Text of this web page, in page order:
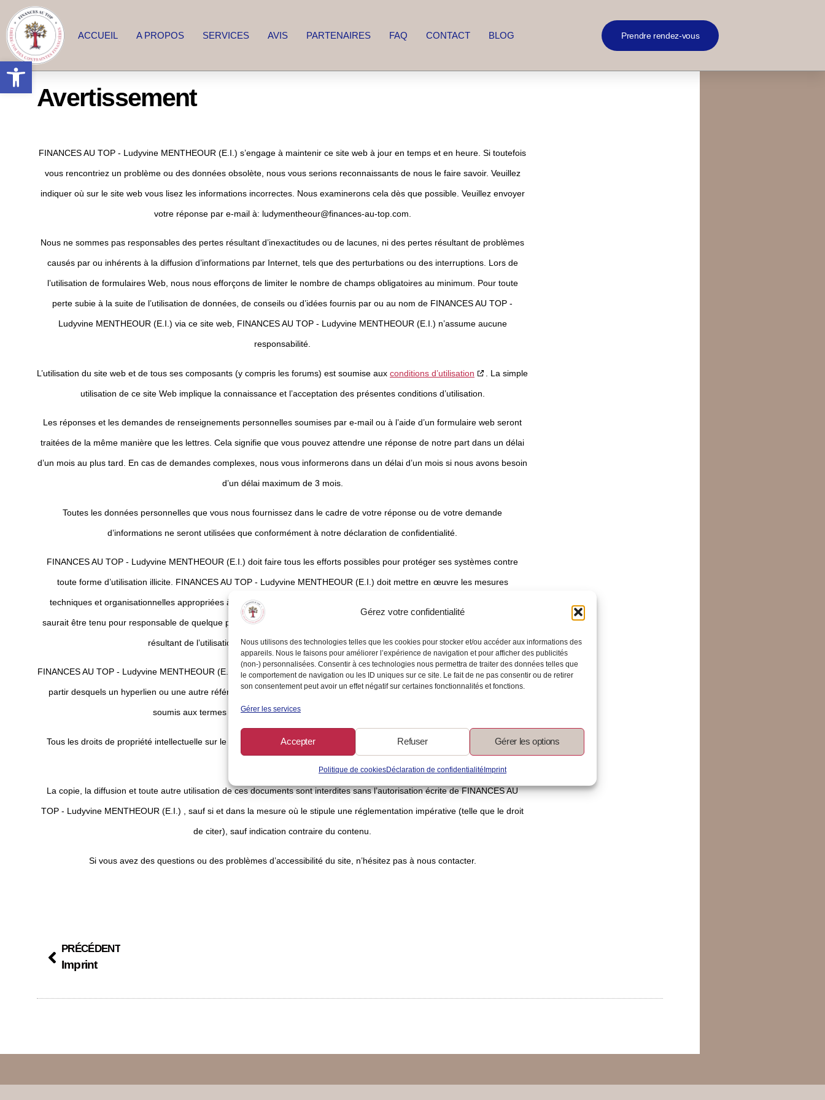
Gérez votre confidentialité
Nous utilisons des technologies telles que les cookies pour stocker et/ou accéder aux informations des
appareils. Nous le faisons pour améliorer l’expérience de navigation et pour afficher des publicités
(non-) personnalisées. Consentir à ces technologies nous permettra de traiter des données telles que
le comportement de navigation ou les ID uniques sur ce site. Le fait de ne pas consentir ou de retirer
son consentement peut avoir un effet négatif sur certaines fonctionnalités et fonctions.
Gérer les services
Accepter Refuser Gérer les options
Politique de cookiesDéclaration de confidentialitéImprint
Ouvrir la barre d’outils
ACCUEIL A PROPOS SERVICES AVIS PARTENAIRES FAQ CONTACT BLOG Prendre rendez-vous
Avertissement
FINANCES AU TOP - Ludyvine MENTHEOUR (E.I.) s’engage à maintenir ce site web à jour en temps et en heure. Si toutefois
vous rencontriez un problème ou des données obsolète, nous vous serions reconnaissants de nous le faire savoir. Veuillez
indiquer où sur le site web vous lisez les informations incorrectes. Nous examinerons cela dès que possible. Veuillez envoyer
votre réponse par e-mail à: ludymentheour@finances-au-top.com
Nous ne sommes pas responsables des pertes résultant d’inexactitudes ou de lacunes, ni des pertes résultant de problèmes
causés par ou inhérents à la diffusion d’informations par Internet, tels que des perturbations ou des interruptions. Lors de
l’utilisation de formulaires Web, nous nous efforçons de limiter le nombre de champs obligatoires au minimum. Pour toute
perte subie à la suite de l’utilisation de données, de conseils ou d’idées fournis par ou au nom de FINANCES AU TOP -
Ludyvine MENTHEOUR (E.I.) via ce site web, FINANCES AU TOP - Ludyvine MENTHEOUR (E.I.) n’assume aucune
responsabilité.
L’utilisation du site web et de tous ses composants (y compris les forums) est soumise aux conditions d’utilisation . La simple
utilisation de ce site Web implique la connaissance et l’acceptation des présentes conditions d’utilisation.
Les réponses et les demandes de renseignements personnelles soumises par e-mail ou à l’aide d’un formulaire web seront
traitées de la même manière que les lettres. Cela signifie que vous pouvez attendre une réponse de notre part dans un délai
d’un mois au plus tard. En cas de demandes complexes, nous vous informerons dans un délai d’un mois si nous avons besoin
d’un délai maximum de 3 mois.
Toutes les données personnelles que vous nous fournissez dans le cadre de votre réponse ou de votre demande
d’informations ne seront utilisées que conformément à notre déclaration de confidentialité.
FINANCES AU TOP - Ludyvine MENTHEOUR (E.I.) doit faire tous les efforts possibles pour protéger ses systèmes contre
toute forme d’utilisation illicite. FINANCES AU TOP - Ludyvine MENTHEOUR (E.I.) doit mettre en œuvre les mesures
techniques et organisationnelles appropriées à cette fin, en tenant compte, entre autres, de l’état de l’art. Toutefois, il ne
saurait être tenu pour responsable de quelque préjudice que ce soit, direct et/ou indirect, subi par un utilisateur du site web,
résultant de l’utilisation illégale de ses systèmes par une tierce partie.
FINANCES AU TOP - Ludyvine MENTHEOUR (E.I.) décline toute responsabilité quant au contenu des sites web auxquels ou à
partir desquels un hyperlien ou une autre référence est faite. Les produits ou services offerts par des tierces parties sont
soumis aux termes et conditions applicables de ces tierces parties.
Tous les droits de propriété intellectuelle sur le contenu de ce site web sont la propriété de FINANCES AU TOP - Ludyvine
La copie, la diffusion et toute autre utilisation de ces documents sont interdites sans l’autorisation écrite de FINANCES AU
TOP - Ludyvine MENTHEOUR (E.I.) , sauf si et dans la mesure où le stipule une réglementation impérative (telle que le droit
de citer), sauf indication contraire du contenu.
Si vous avez des questions ou des problèmes d’accessibilité du site, n’hésitez pas à nous contacter.
PRÉCÉDENT
Imprint